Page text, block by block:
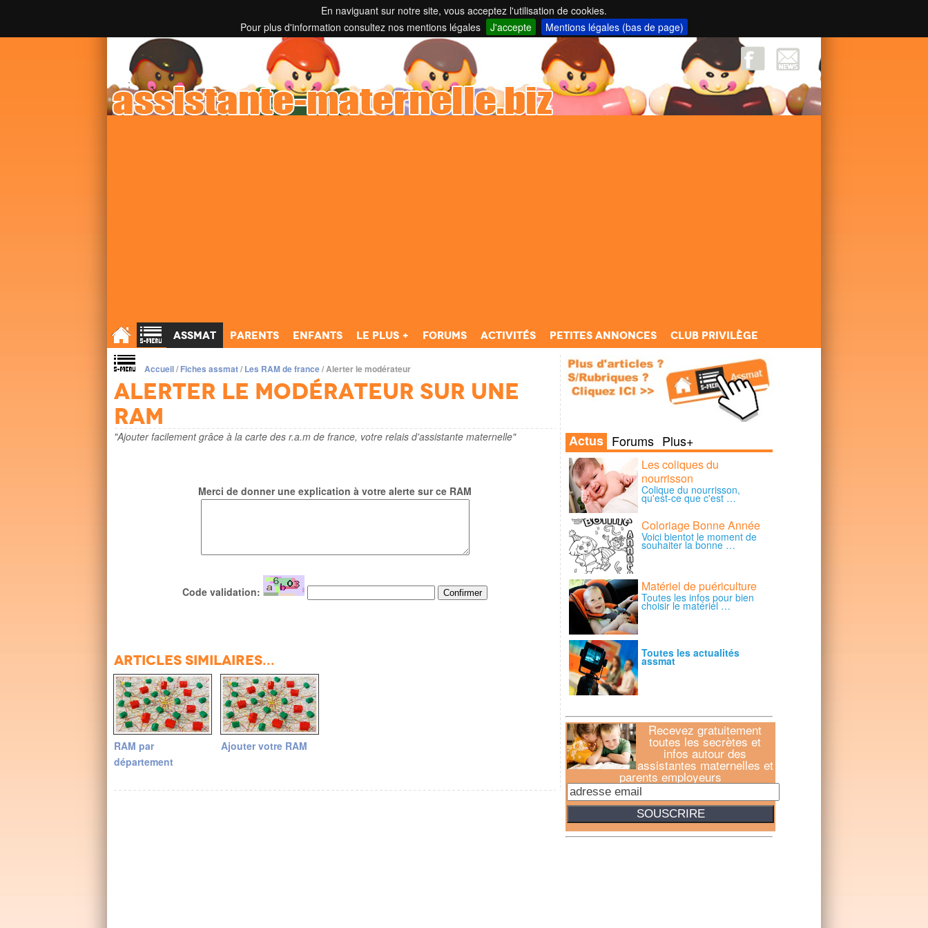
En naviguant sur notre site, vous acceptez l'utilisation de cookies.
Pour plus d'information consultez nos mentions légales
J'accepte Mentions légales (bas de page)
Toutes les informations sur les assistantes maternelles et parents employeurs ...
;
Assmat Parents Enfants Le Plus + Forums Activités Petites annonces Club Privilège
Accueil/Fiches assmat/Les RAM de france/Alerter le modérateur
Alerter le modérateur sur une
ram
"Ajouter facilement grâce à la carte des r.a.m de france, votre relais d'assistante maternelle"
Merci de donner une explication à votre alerte sur ce RAM
Code validation:
Articles similaires...
RAM par
département
Ajouter votre RAM
Actus Forums Plus+
Les coliques du
nourrisson
Colique du nourrisson,
qu'est-ce que c'est …
Coloriage Bonne Année
Voici bientot le moment de
souhaiter la bonne …
Matériel de puériculture
Toutes les infos pour bien
choisir le matériel …
Toutes les actualités
assmat
Recevez gratuitement
toutes les secrètes et
infos autour des
assistantes maternelles et
parents employeurs